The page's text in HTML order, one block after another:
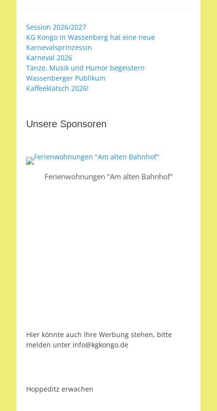
Session 2026/2027
KG Kongo in Wassenberg hat eine neue
Karnevalsprinzessin
Karneval 2026
Tänze, Musik und Humor begeistern
Wassenberger Publikum
Kaffeeklatsch 2026!
Unsere Sponsoren
Ferienwohnungen "Am alten Bahnhof"
Hier könnte auch Ihre Werbung stehen, bitte
melden unter info@kgkongo.de
Hoppeditz erwachen